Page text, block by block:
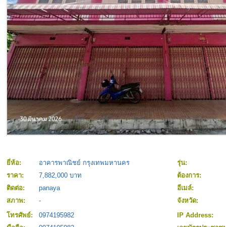
ยี่ห้อ: อาคารพาณิชย์ กรุงเทพมหานคร
รุ่น:
ราคา:
7,882,000 บาท
ต้องการ:
ติดต่อ:
panaya
อีเมล์:
สภาพ:
-
จังหวัด:
โทรศัพย์:
0974195982
IP Address: